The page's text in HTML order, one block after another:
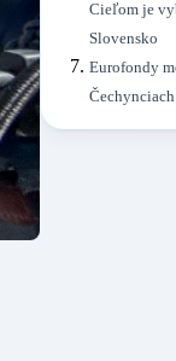
Cieľom je
Slovensko
Eurofondy